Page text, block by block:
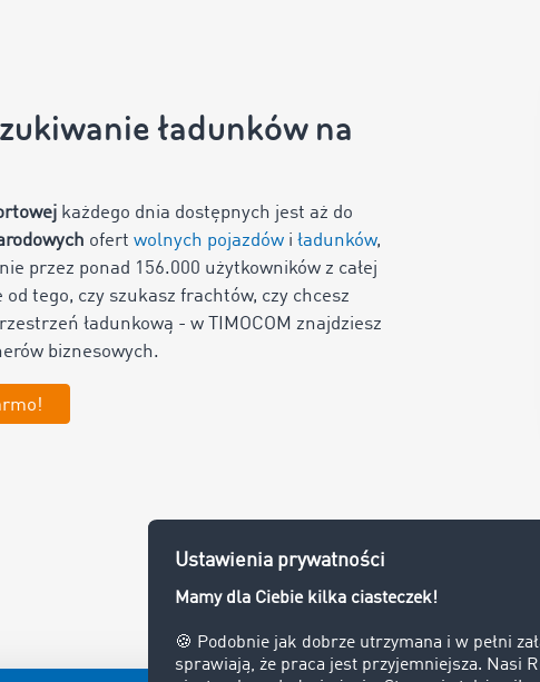
ładunków na
każdego dnia dostępnych jest aż do
ofertwolnych pojazdów iładunków,
przez ponad 156.000 użytkowników z całej
od tego, czy szukasz frachtów, czy chcesz
ładunkową - w TIMOCOM znajdziesz
biznesowych.